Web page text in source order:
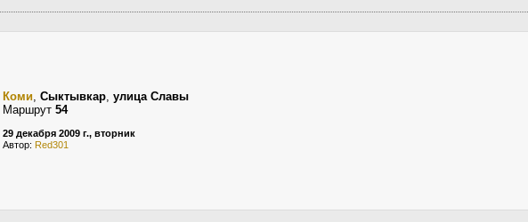
Коми, Сыктывкар, улица Славы
Маршрут 54
29 декабря 2009 г., вторник
Автор: Red301